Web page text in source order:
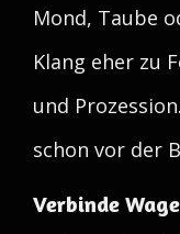
Mond, Taube
Klang eher zu
und
schon vor der
Verbinde